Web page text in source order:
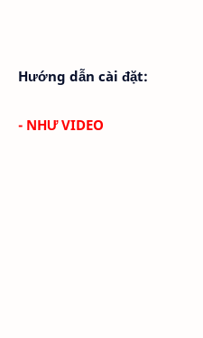
Hướng dẫn cài đặt:
- NHƯ VIDEO